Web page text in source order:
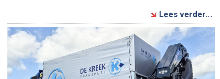
Lees verder...